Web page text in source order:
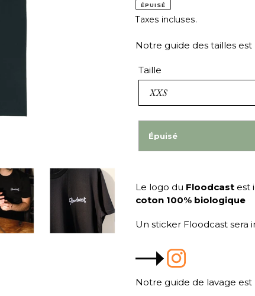
ÉPUISÉ
Taxes incluses.
Notre guide des tailles est
Taille
Épuisé
Le logo du Floodcast est
coton 100% biologique
Un sticker Floodcast sera
Notre guide de lavage est